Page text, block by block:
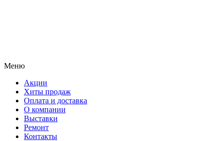
Меню
Акции
Хиты продаж
Оплата и доставка
О компании
Выставки
Ремонт
Контакты